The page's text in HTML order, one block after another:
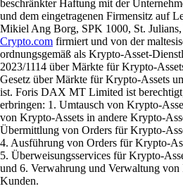
beschränkter Haftung mit der
und dem eingetragenen Firmensitz auf
Mikiel Ang Borg, SPK 1000, St.
Crypto.com firmiert und von der
ordnungsgemäß als Krypto-Asset-
2023/1114 über Märkte für Krypto-
Gesetz über Märkte für Krypto-Assets
ist. Foris DAX MT Limited ist
erbringen: 1. Umtausch von Krypto-
von Krypto-Assets in andere Krypto-
Übermittlung von Orders für Krypto-
4. Ausführung von Orders für Krypto-
5. Überweisungsservices für Krypto-
und 6. Verwahrung und Verwaltung
Kunden.